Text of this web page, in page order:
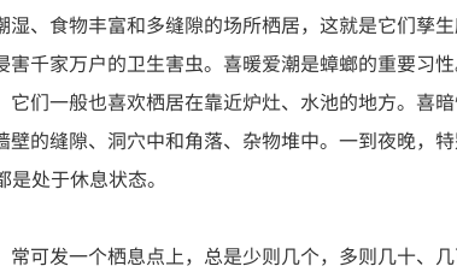
湿、食物丰富和多缝隙的场所栖居，这就是它们孳
害千家万户的卫生害虫。喜暖爱潮是蟑螂的重要习
它们一般也喜欢栖居在靠近炉灶、水池的地方。喜
壁的缝隙、洞穴中和角落、杂物堆中。一到夜晚，
处于休息状态。
常可发一个栖息点上，总是少则几个，多则几十、